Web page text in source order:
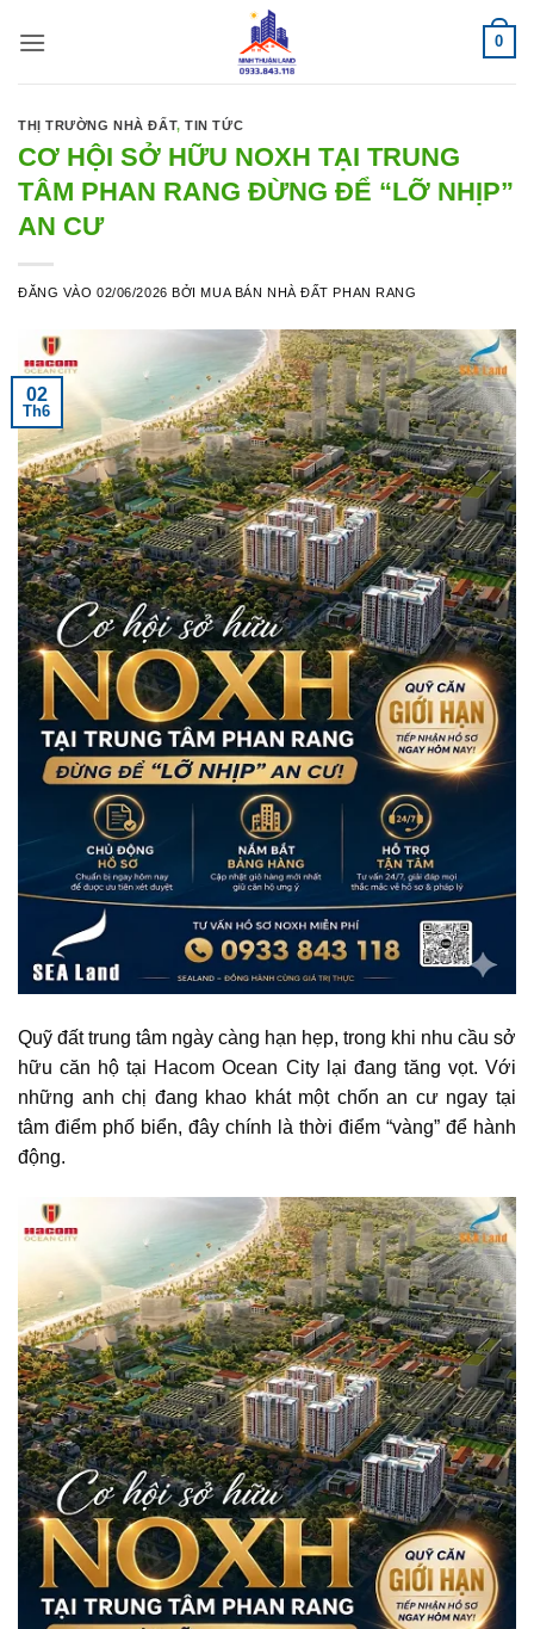
qua
0
THỊ TRƯỜNG NHÀ ĐẤT,TIN TỨC
CƠ HỘI SỞ HỮU NOXH TẠI TRUNG
TÂM PHAN RANG ĐỪNG ĐỂ “LỠ NHỊP”
AN CƯ
ĐĂNG VÀO02/06/2026 BỞI MUA BÁN NHÀ ĐẤT PHAN RANG
02
Th6
Quỹ đất trung tâm ngày càng hạn hẹp, trong khi nhu cầu sở
hữu căn hộ tại Hacom Ocean Citylại đang tăng vọt. Với
những anh chị đang khao khát một chốn an cư ngay tại
tâm điểm phố biển, đây chính là thời điểm “vàng” để hành
động.